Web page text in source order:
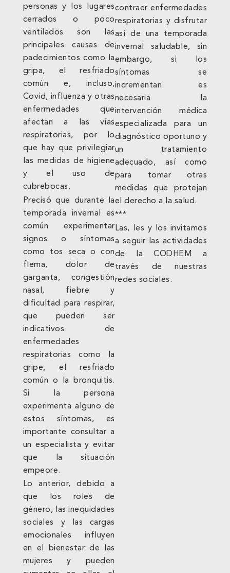
personas y los lugares
cerrados o poco
ventilados son las
principales causas de
padecimientos como la
gripa, el resfriado
común e, incluso,
Covid, influenza y otras
enfermedades que
afectan a las vías
respiratorias, por lo
que hay que privilegiar
las medidas de higiene
y el uso de
cubrebocas.
Precisó que durante la
temporada invernal es
común experimentar
signos o síntomas
como tos seca o con
flema, dolor de
garganta, congestión
nasal, fiebre y
dificultad para respirar,
que pueden ser
indicativos de
enfermedades
respiratorias como la
gripe, el resfriado
común o la bronquitis.
Si la persona
experimenta alguno de
estos síntomas, es
importante consultar a
un especialista y evitar
que la situación
empeore.
Lo anterior, debido a
que los roles de
género, las inequidades
sociales y las cargas
emocionales influyen
en el bienestar de las
mujeres y pueden
contraer enfermedades
respiratorias y disfrutar
así de una temporada
invernal saludable, sin
embargo, si los
síntomas se
incrementan es
necesaria la
intervención médica
especializada para un
diagnóstico oportuno y
un tratamiento
adecuado, así como
para tomar otras
medidas que protejan
el derecho a la salud.
***
Las, les y los invitamos
a seguir las actividades
de la CODHEM a
través de nuestras
redes sociales.